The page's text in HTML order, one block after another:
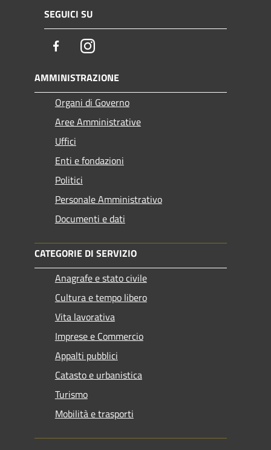
SEGUICI SU
FacebookInstagram
AMMINISTRAZIONE
Organi di Governo
Aree Amministrative
Uffici
Enti e fondazioni
Politici
Personale Amministrativo
Documenti e dati
CATEGORIE DI SERVIZIO
Anagrafe e stato civile
Cultura e tempo libero
Vita lavorativa
Imprese e Commercio
Appalti pubblici
Catasto e urbanistica
Turismo
Mobilità e trasporti